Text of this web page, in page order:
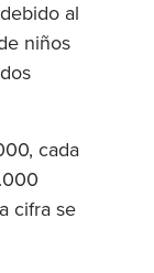
al
niños
cada
cifra se